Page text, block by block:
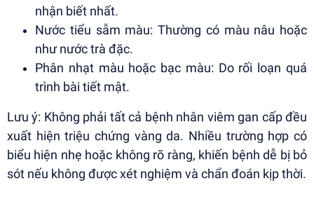
nhận biết nhất.
Nước tiểu sẫm màu: Thường có màu nâu hoặc
như nước trà đặc.
Phân nhạt màu hoặc bạc màu: Do rối loạn quá
trình bài tiết mật.
Lưu ý: Không phải tất cả bệnh nhân viêm gan cấp đều
xuất hiện triệu chứng vàng da. Nhiều trường hợp có
biểu hiện nhẹ hoặc không rõ ràng, khiến bệnh dễ bị bỏ
sót nếu không được xét nghiệm và chẩn đoán kịp thời.